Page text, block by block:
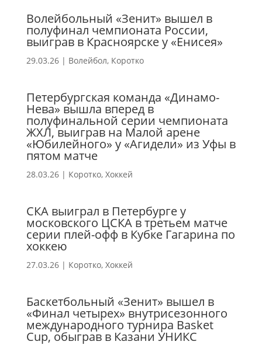
Волейбольный «Зенит» вышел в
полуфинал чемпионата России,
выиграв в Красноярске у «Енисея»
29.03.26| Волейбол, Коротко
Петербургская команда «Динамо-
Нева» вышла вперед в
полуфинальной серии чемпионата
ЖХЛ, выиграв на Малой арене
«Юбилейного» у «Агидели» из Уфы в
пятом матче
28.03.26| Коротко, Хоккей
СКА выиграл в Петербурге у
московского ЦСКА в третьем матче
серии плей-офф в Кубке Гагарина по
хоккею
27.03.26| Коротко, Хоккей
Баскетбольный «Зенит» вышел в
«Финал четырех» внутрисезонного
международного турнира Basket
Cup, обыграв в Казани УНИКС